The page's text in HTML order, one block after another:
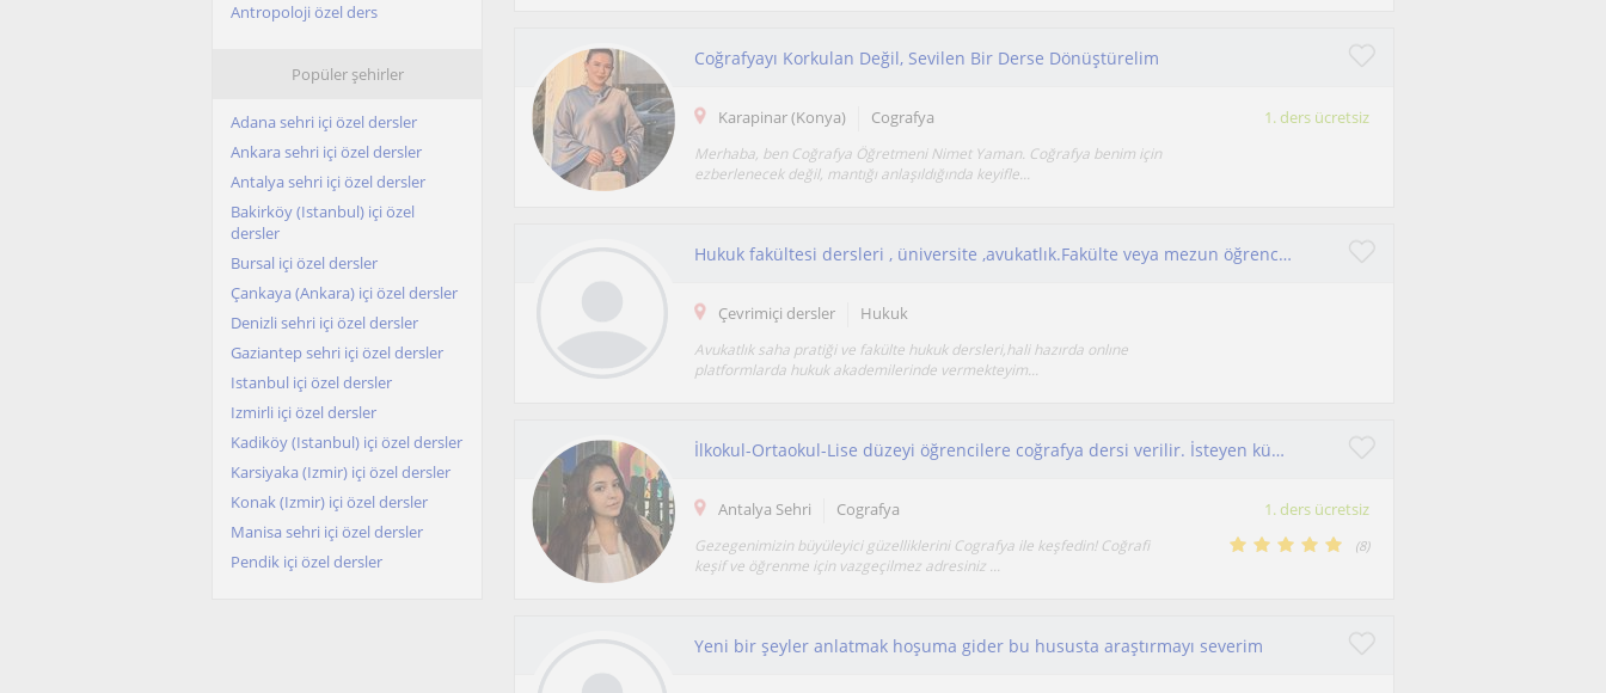
Antropoloji özel ders
Popüler şehirler
Adana sehri içi özel dersler
Ankara sehri içi özel dersler
Antalya sehri içi özel dersler
Bakirköy (Istanbul) içi özel
dersler
Bursal içi özel dersler
Çankaya (Ankara) içi özel dersler
Denizli sehri içi özel dersler
Gaziantep sehri içi özel dersler
Istanbul içi özel dersler
Izmirli içi özel dersler
Kadiköy (Istanbul) içi özel dersler
Karsiyaka (Izmir) içi özel dersler
Konak (Izmir) içi özel dersler
Manisa sehri içi özel dersler
Pendik içi özel dersler
Coğrafyayı Korkulan Değil, Sevilen Bir Derse Dönüştürelim
Karapinar (Konya) Cografya 1. ders ücretsiz
Merhaba, ben Coğrafya Öğretmeni Nimet Yaman. Coğrafya benim için
ezberlenecek değil, mantığı anlaşıldığında keyifle...
Hukuk fakültesi dersleri , üniversite ,avukatlık.Fakülte veya mezun öğrenciler
Çevrimiçi dersler Hukuk
Avukatlık saha pratiği ve fakülte hukuk dersleri,hali hazırda onlıne
platformlarda hukuk akademilerinde vermekteyim...
İlkokul-Ortaokul-Lise düzeyi öğrencilere coğrafya dersi verilir. İsteyen küçük öğrenciler için ödev yardımı yapılır
Antalya Sehri Cografya 1. ders ücretsiz
Gezegenimizin büyüleyici güzelliklerini Cografya ile keşfedin! Coğrafi
keşif ve öğrenme için vazgeçilmez adresiniz ...
(8)
Yeni bir şeyler anlatmak hoşuma gider bu hususta araştırmayı severim